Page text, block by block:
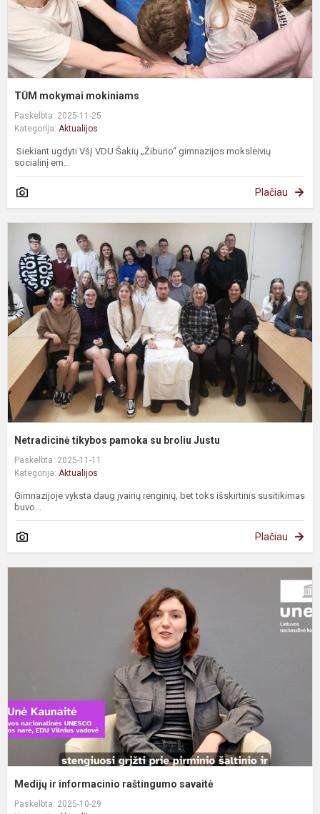
TŪM mokymai mokiniams
Paskelbta: 2025-11-25
Kategorija: Aktualijos
Siekiant ugdyti VšĮ VDU Šakių „Žiburio“ gimnazijos moksleivių
socialinį em...
Plačiau
Netradicinė tikybos pamoka su broliu Justu
Paskelbta: 2025-11-11
Kategorija: Aktualijos
Gimnazijoje vyksta daug įvairių renginių, bet toks išskirtinis susitikimas
buvo...
Plačiau
Medijų ir informacinio raštingumo savaitė
Paskelbta: 2025-10-29